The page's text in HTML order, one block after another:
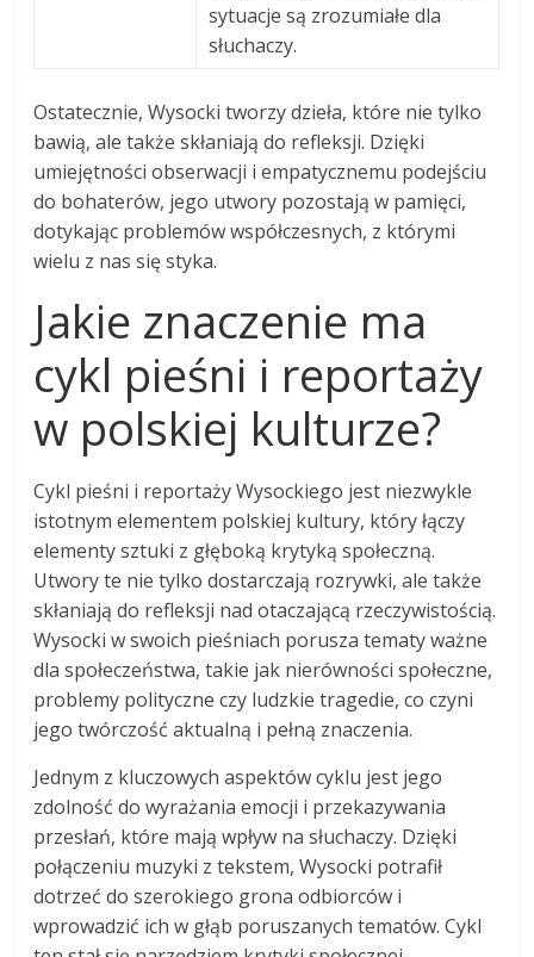
sytuacje są zrozumiałe dla
słuchaczy.
Ostatecznie, Wysocki tworzy dzieła, które nie tylko
bawią, ale także skłaniają do refleksji. Dzięki
umiejętności obserwacji i empatycznemu podejściu
do bohaterów, jego utwory pozostają w pamięci,
dotykając problemów współczesnych, z którymi
wielu z nas się styka.
Jakie znaczenie ma
cykl pieśni i reportaży
w polskiej kulturze?
Cykl pieśni i reportaży Wysockiego jest niezwykle
istotnym elementem polskiej kultury, który łączy
elementy sztuki z głęboką krytyką społeczną.
Utwory te nie tylko dostarczają rozrywki, ale także
skłaniają do refleksji nad otaczającą rzeczywistością.
Wysocki w swoich pieśniach porusza tematy ważne
dla społeczeństwa, takie jak nierówności społeczne,
problemy polityczne czy ludzkie tragedie, co czyni
jego twórczość aktualną i pełną znaczenia.
Jednym z kluczowych aspektów cyklu jest jego
zdolność do wyrażania emocji i przekazywania
przesłań, które mają wpływ na słuchaczy. Dzięki
połączeniu muzyki z tekstem, Wysocki potrafił
dotrzeć do szerokiego grona odbiorców i
wprowadzić ich w głąb poruszanych tematów. Cykl